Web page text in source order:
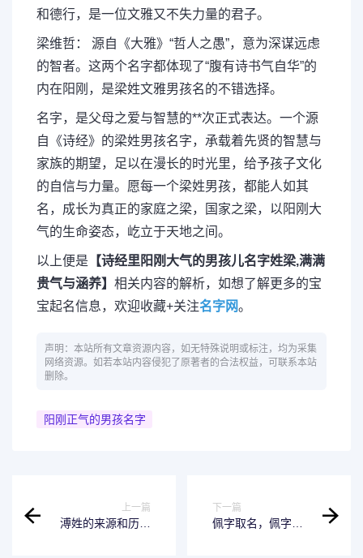
和德行，是一位文雅又不失力量的君子。
梁维哲： 源自《大雅》“哲人之愚”，意为深谋远虑
的智者。这两个名字都体现了“腹有诗书气自华”的
内在阳刚，是梁姓文雅男孩名的不错选择。
名字，是父母之爱与智慧的**次正式表达。一个源
自《诗经》的梁姓男孩名字，承载着先贤的智慧与
家族的期望，足以在漫长的时光里，给予孩子文化
的自信与力量。愿每一个梁姓男孩，都能人如其
名，成长为真正的家庭之梁，国家之梁，以阳刚大
气的生命姿态，屹立于天地之间。
以上便是 【诗经里阳刚大气的男孩儿名字姓梁,满满
贵气与涵养】 相关内容的解析，如想了解更多的宝
宝起名信息，欢迎收藏+关注名字网。
声明：本站所有文章资源内容，如无特殊说明或标注，均为采集
网络资源。如若本站内容侵犯了原著者的合法权益，可联系本站
删除。
阳刚正气的男孩名字
上一篇
溥姓的来源和历史
下一篇
佩字取名，佩字取